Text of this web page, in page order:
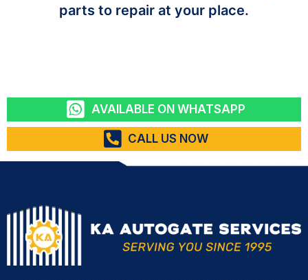
parts to repair at your place.
AVAILABLE ON WHATSAPP
CALL US NOW